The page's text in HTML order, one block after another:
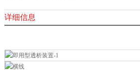
详细信息